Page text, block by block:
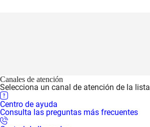
Canales de atención
Selecciona un canal de atención de la lista
Centro de ayuda
Consulta las preguntas más frecuentes